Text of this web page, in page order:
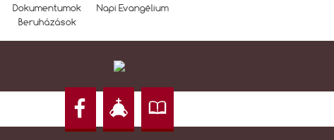
Dokumentumok
Beruházások
Napi Evangélium